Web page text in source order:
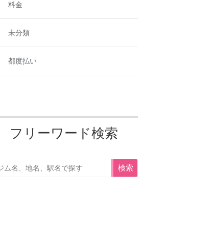
料金
未分類
都度払い
フリーワード検索
検索